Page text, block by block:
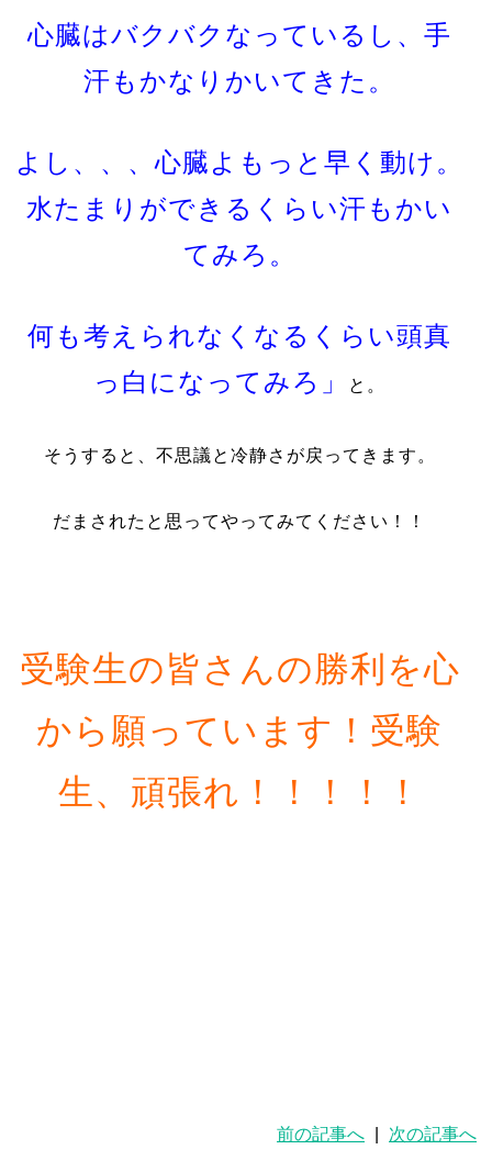
心臓はバクバクなっているし、手
汗もかなりかいてきた。
よし、、、心臓よもっと早く動け。
水たまりができるくらい汗もかい
てみろ。
何も考えられなくなるくらい頭真
っ白になってみろ」
と。
そうすると、不思議と冷静さが戻ってきます。
だまされたと思ってやってみてください！！
受験生の皆さんの勝利を心
から願っています！受験
生、頑張れ！！！！！
前の記事へ 次の記事へ